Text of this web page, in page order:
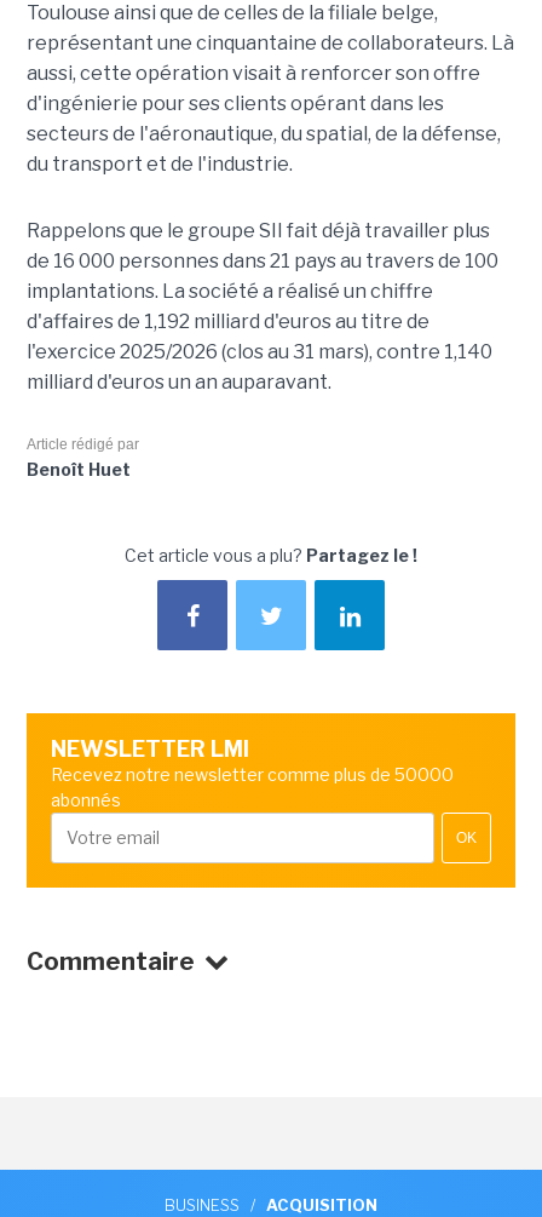
Toulouse ainsi que de celles de la filiale belge,
représentant une cinquantaine de collaborateurs. Là
aussi, cette opération visait à renforcer son offre
d'ingénierie pour ses clients opérant dans les
secteurs de l'aéronautique, du spatial, de la défense,
du transport et de l'industrie.
Rappelons que le groupe SII fait déjà travailler plus
de 16 000 personnes dans 21 pays au travers de 100
implantations. La société a réalisé un chiffre
d'affaires de 1,192 milliard d'euros au titre de
l'exercice 2025/2026 (clos au 31 mars), contre 1,140
milliard d'euros un an auparavant.
Article rédigé par
Benoît Huet
Cet article vous a plu? Partagez le !
NEWSLETTER LMI
Recevez notre newsletter comme plus de 50000
abonnés
OK
Commentaire
BUSINESS / ACQUISITION